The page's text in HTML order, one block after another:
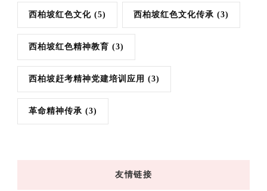
西柏坡红色文化 (5) 西柏坡红色文化传承 (3)
西柏坡红色精神教育 (3)
西柏坡赶考精神党建培训应用 (3)
革命精神传承 (3)
友情链接